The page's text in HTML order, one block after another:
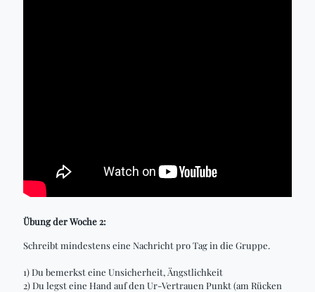
Übung der Woche 2:
Schreibt mindestens eine Nachricht pro Tag in die Gruppe.
1) Du bemerkst eine Unsicherheit, Ängstlichkeit
2) Du legst eine Hand auf den Ur-Vertrauen Punkt (am Rücken